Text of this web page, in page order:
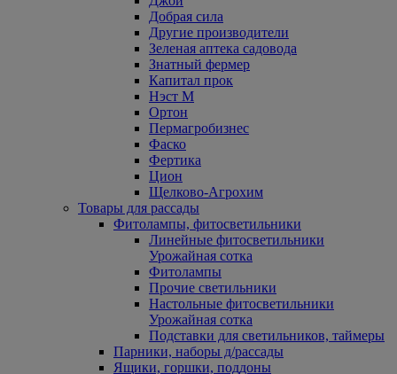
Добрая сила
Другие производители
Зеленая аптека садовода
Знатный фермер
Капитал прок
Нэст М
Ортон
Пермагробизнес
Фаско
Фертика
Цион
Щелково-Агрохим
Товары для рассады
Фитолампы, фитосветильники
Линейные фитосветильники
Урожайная сотка
Фитолампы
Прочие светильники
Настольные фитосветильники
Урожайная сотка
Подставки для светильников, таймеры
Парники, наборы д/рассады
Ящики, горшки, поддоны